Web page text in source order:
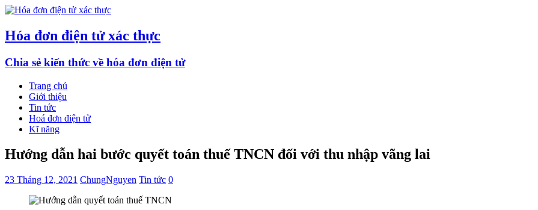
Hóa đơn điện tử xác thực
Chia sẻ kiến thức về hóa đơn điện tử
Trang chủ
Giới thiệu
Tin tức
Hoá đơn điện tử
Kĩ năng
Hướng dẫn hai bước quyết toán thuế TNCN đối với thu nhập vãng lai
23 Tháng 12, 2021 ChungNguyen Tin tức 0